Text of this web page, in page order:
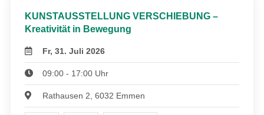
KUNSTAUSSTELLUNG VERSCHIEBUNG –
Kreativität in Bewegung
Fr, 31. Juli 2026
09:00 - 17:00 Uhr
Rathausen 2, 6032 Emmen